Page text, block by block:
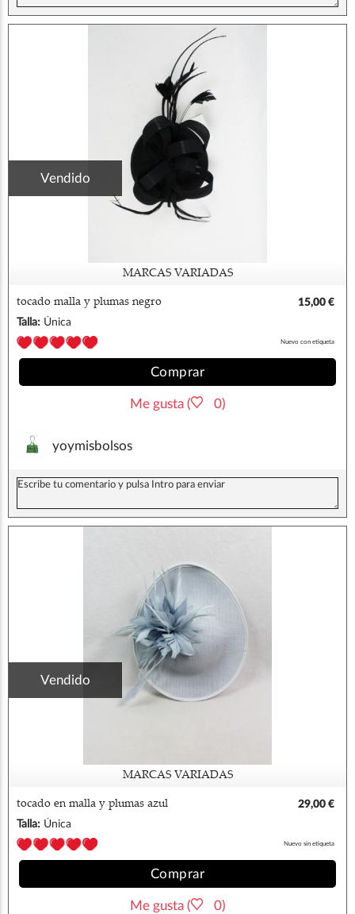
Vendido
MARCAS VARIADAS
tocado malla y plumas negro
15,00 €
Talla: Única
Nuevo con etiqueta
Comprar
Me gusta ( 0)
yoymisbolsos
Vendido
MARCAS VARIADAS
tocado en malla y plumas azul
29,00 €
Talla: Única
Nuevo sin etiqueta
Comprar
Me gusta ( 0)